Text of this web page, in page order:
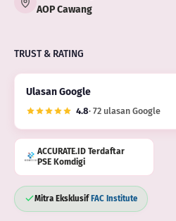
AOP Cawang
TRUST & RATING
Ulasan Google
4.8· 72 ulasan Google
ACCURATE.ID Terdaftar
PSE Komdigi
Mitra EksklusifFAC Institute